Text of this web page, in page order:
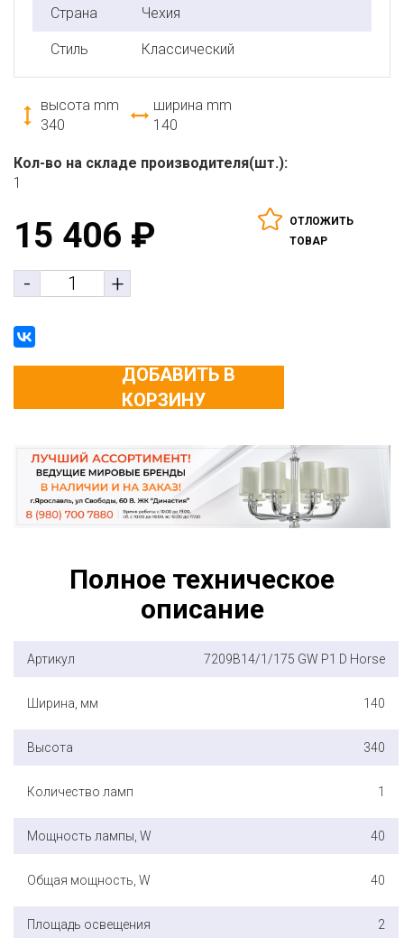
Страна Чехия
Стиль Классический
высота mm
340
ширина mm
140
Кол-во на складе производителя(шт.):
1
15 406 ₽
- +
ОТЛОЖИТЬ
ТОВАР
ДОБАВИТЬ В
КОРЗИНУ
Полное техническое
описание
Артикул 7209B14/1/175 GW P1 D Horse
Ширина, мм 140
Высота 340
Количество ламп 1
Мощность лампы, W 40
Общая мощность, W 40
Площадь освещения 2